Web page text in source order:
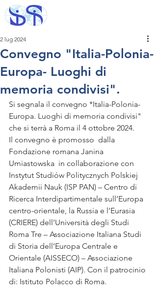
Convegno "Italia-Polonia-
Europa- Luoghi di
memoria condivisi".
2 lug 2024
Si segnala il convegno *Italia-Polonia-
Europa. Luoghi di memoria condivisi"
che si terrà a Roma il 4 ottobre 2024.
Il convegno è promosso  dalla
Fondazione romana Janina
Umiastowska  in collaborazione con
Instytut Studiów Politycznych Polskiej
Akademii Nauk (ISP PAN) – Centro di
Ricerca Interdipartimentale sull’Europa
centro-orientale, la Russia e l’Eurasia
(CRIERE) dell’Università degli Studi
Roma Tre – Associazione Italiana Studi
di Storia dell’Europa Centrale e
Orientale (AISSECO) – Associazione
Italiana Polonisti (AIP). Con il patrocinio
di: Istituto Polacco di Roma.